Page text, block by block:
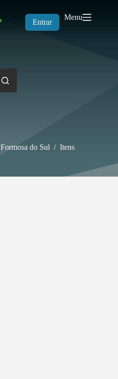
Entrar
Menu
Formosa do Sul / Itens